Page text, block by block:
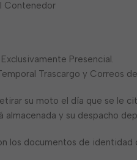
Contenedor
Presencial.
Trascargo y Correos
su moto el día que se le
almacenada y su despacho
los documentos de identidad